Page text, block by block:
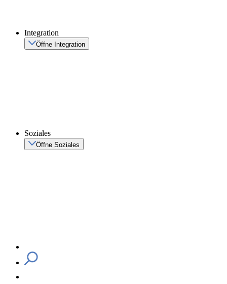
Integration
Öffne Integration
Soziales
Öffne Soziales